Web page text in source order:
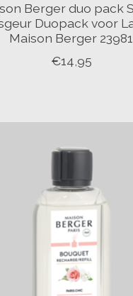
Berger duo pack
Duopack voor
Maison Berger 23981
€14,95